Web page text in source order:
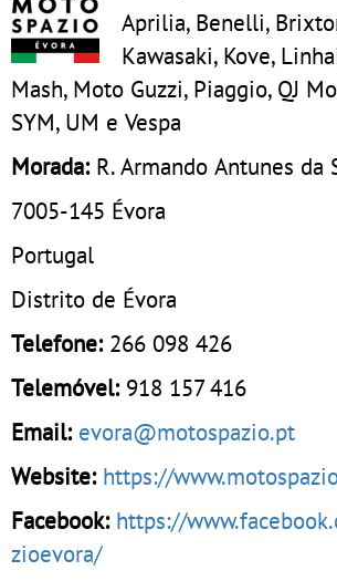
Aprilia, Benelli,
Kawasaki, Kove,
Mash, Moto Guzzi, Piaggio, QJ
SYM, UM e Vespa
Morada: R. Armando Antunes da
7005-145 Évora
Portugal
Distrito de Évora
Telefone: 266 098 426
Telemóvel: 918 157 416
Email: evora@motospazio.pt
Website: https://
Facebook: https://
zioevora/